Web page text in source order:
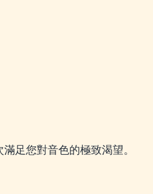
足您對音色的極致渴望。